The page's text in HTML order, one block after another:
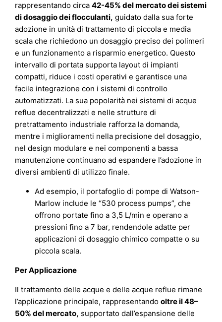
rappresentando circa42-45% del mercato dei sistemi
di dosaggio dei flocculanti, guidato dalla sua forte
adozione in unità di trattamento di piccola e media
scala che richiedono un dosaggio preciso dei polimeri
e un funzionamento a risparmio energetico. Questo
intervallo di portata supporta layout di impianti
compatti, riduce i costi operativi e garantisce una
facile integrazione con i sistemi di controllo
automatizzati. La sua popolarità nei sistemi di acque
reflue decentralizzati e nelle strutture di
pretrattamento industriale rafforza la domanda,
mentre i miglioramenti nella precisione del dosaggio,
nel design modulare e nei componenti a bassa
manutenzione continuano ad espandere l’adozione in
diversi ambienti di utilizzo finale.
Ad esempio, il portafoglio di pompe di Watson-
Marlow include le “530 process pumps”, che
offrono portate fino a 3,5 L/min e operano a
pressioni fino a 7 bar, rendendole adatte per
applicazioni di dosaggio chimico compatte o su
piccola scala.
Per Applicazione
Il trattamento delle acque e delle acque reflue rimane
l’applicazione principale, rappresentandooltre il 48–
50% del mercato, supportato dall’espansione delle